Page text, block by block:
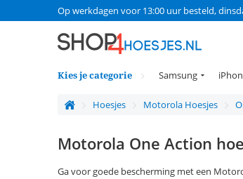
Op werkdagen voor 13:00 uur besteld,
Kies je categorie Samsung
Hoesjes Motorola Hoesjes
Motorola One Action
Ga voor goede bescherming met een